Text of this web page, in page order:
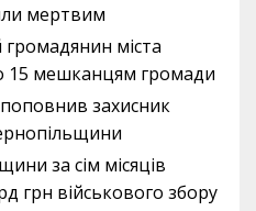
мертвим
міста
15 мешканцям громади
захисник
за сім місяців
грн військового збору